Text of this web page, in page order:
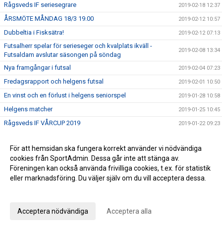
Rågsveds IF seriesegrare 2019-02-18 12:37
ÅRSMÖTE MÅNDAG 18/3 19.00 2019-02-12 10:57
Dubbeltia i Fisksätra! 2019-02-12 07:13
Futsalherr spelar för serieseger och kvalplats ikväll -
Futsaldam avslutar säsongen på söndag
2019-02-08 13:34
Nya framgångar i futsal 2019-02-04 07:23
Fredagsrapport och helgens futsal 2019-02-01 10:50
En vinst och en förlust i helgens seniorspel 2019-01-28 10:58
Helgens matcher 2019-01-25 10:45
Rågsveds IF VÅRCUP 2019 2019-01-22 09:23
Helgens matcher 2019-01-18 20:19
Läsning om vår rörelseprofil samt info om helgen 2019-01-11 12:21
Vinst i seriefinal för herrfutsal och rapport från jullovet 2019-01-07 08:54
För att hemsidan ska fungera korrekt använder vi nödvändiga
cookies från SportAdmin. Dessa går inte att stänga av.
Föreningen kan också använda frivilliga cookies, t.ex. för statistik
eller marknadsföring. Du väljer själv om du vill acceptera dessa.
Acceptera nödvändiga Acceptera alla